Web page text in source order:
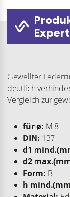
Gewellter
deutlich
Vergleich zur
für ø: M 8
DIN: 137
d1
d2
Form: B
h